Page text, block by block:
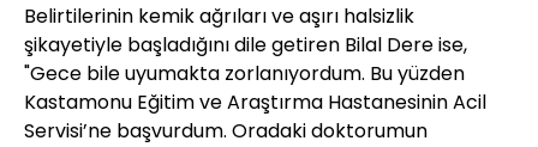
Belirtilerinin kemik ağrıları ve aşırı halsizlik
şikayetiyle başladığını dile getiren Bilal Dere ise,
"Gece bile uyumakta zorlanıyordum. Bu yüzden
Kastamonu Eğitim ve Araştırma Hastanesinin Acil
Servisi’ne başvurdum. Oradaki doktorumun